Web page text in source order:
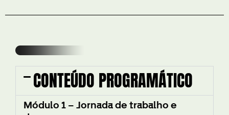
CONTEÚDO PROGRAMÁTICO
Módulo 1 – Jornada de trabalho e